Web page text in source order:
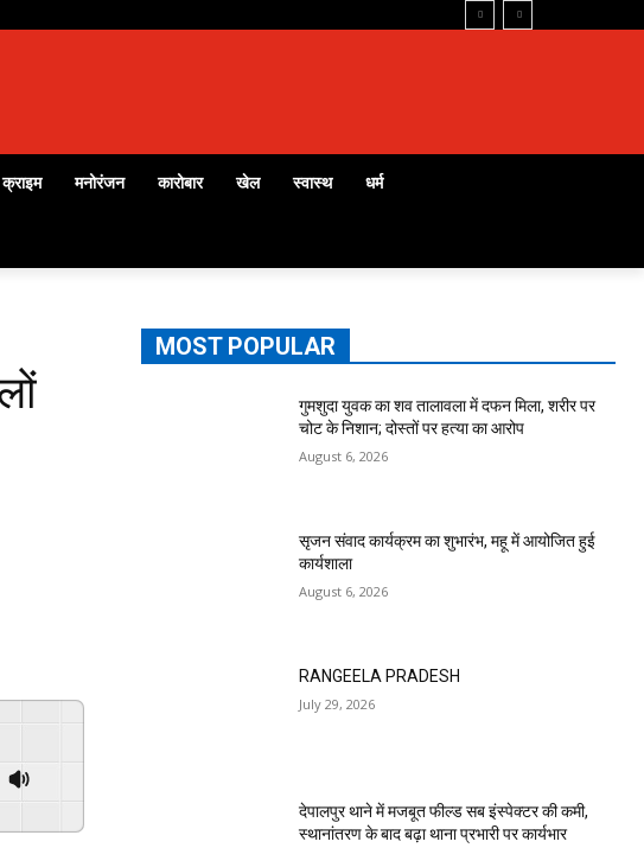
क्राइम मनोरंजन कारोबार खेल स्वास्थ धर्म
MOST POPULAR
गुमशुदा युवक का शव तालावला में दफन मिला, शरीर पर
चोट के निशान; दोस्तों पर हत्या का आरोप
August 6, 2026
सृजन संवाद कार्यक्रम का शुभारंभ, महू में आयोजित हुई
कार्यशाला
August 6, 2026
RANGEELA PRADESH
July 29, 2026
देपालपुर थाने में मजबूत फील्ड सब इंस्पेक्टर की कमी,
स्थानांतरण के बाद बढ़ा थाना प्रभारी पर कार्यभार